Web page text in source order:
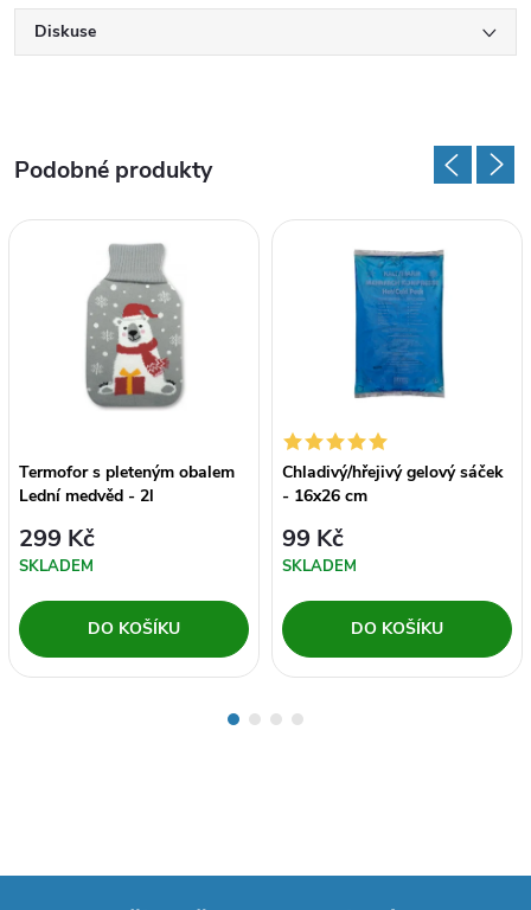
Diskuse
Termofor s pleteným obalem
Lední medvěd - 2l
299 Kč
SKLADEM
DO KOŠÍKU
Chladivý/hřejivý gelový sáček
- 16x26 cm
99 Kč
SKLADEM
DO KOŠÍKU